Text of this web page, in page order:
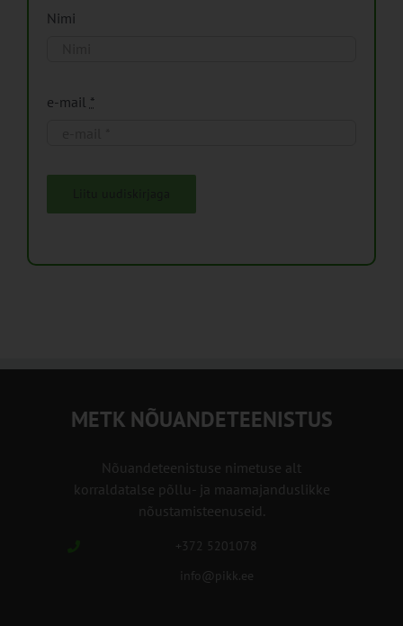
Nimi
e-mail *
METK NÕUANDETEENISTUS
Nõuandeteenistuse nimetuse alt
korraldatalse põllu- ja maamajanduslikke
nõustamisteenuseid.
+372 5201078
info@pikk.ee